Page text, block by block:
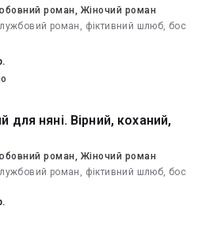
роман, Жіночий роман
роман, фіктивний шлюб, бос
для няні. Вірний, коханий,
роман, Жіночий роман
роман, фіктивний шлюб, бос